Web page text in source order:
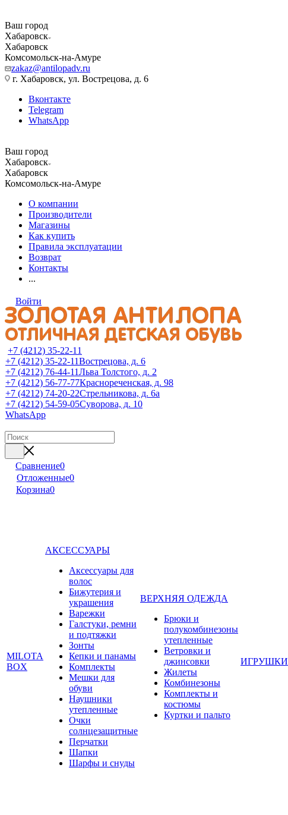
Ваш город
Хабаровск
Хабаровск
Комсомольск-на-Амуре
zakaz@antilopadv.ru
г. Хабаровск, ул. Вострецова, д. 6
Вконтакте
Telegram
WhatsApp
Ваш город
Хабаровск
Хабаровск
Комсомольск-на-Амуре
О компании
Производители
Магазины
Как купить
Правила эксплуатации
Возврат
Контакты
...
Войти
+7 (4212) 35-22-11
+7 (4212) 35-22-11Вострецова, д. 6
+7 (4212) 76-44-11Льва Толстого, д. 2
+7 (4212) 56-77-77Краснореченская, д. 98
+7 (4212) 74-20-22Стрельникова, д. 6а
+7 (4212) 54-59-05Суворова, д. 10
WhatsApp
Сравнение0
Отложенные0
Корзина0
MILOTA
BOX
АКСЕССУАРЫ
Аксессуары для
волос
Бижутерия и
украшения
Варежки
Галстуки, ремни
и подтяжки
Зонты
Кепки и панамы
Комплекты
Мешки для
обуви
Наушники
утепленные
Очки
солнцезащитные
Перчатки
Шапки
Шарфы и снуды
ВЕРХНЯЯ ОДЕЖДА
Брюки и
полукомбинезоны
утепленные
Ветровки и
джинсовки
Жилеты
Комбинезоны
Комплекты и
костюмы
Куртки и пальто
ИГРУШКИ